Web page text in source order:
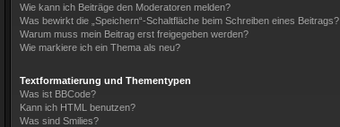
Wie kann ich Beiträge den Moderatoren melden?
Was bewirkt die „Speichern“-Schaltfläche beim Schreiben eines Beitrags?
Warum muss mein Beitrag erst freigegeben werden?
Wie markiere ich ein Thema als neu?
Textformatierung und Thementypen
Was ist BBCode?
Kann ich HTML benutzen?
Was sind Smilies?